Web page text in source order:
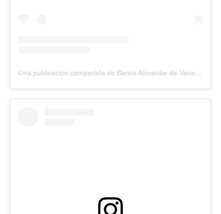
Una publicación compartida de Banco Alimentar de Venezuela (@bancoalimentarve)